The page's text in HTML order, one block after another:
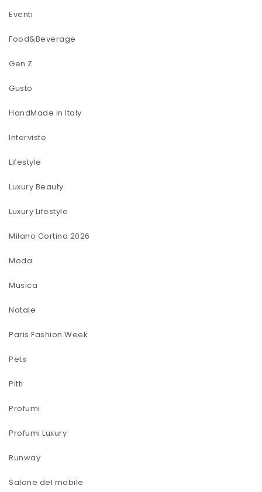
Eventi
Food&Beverage
Gen Z
Gusto
HandMade in Italy
Interviste
Lifestyle
Luxury Beauty
Luxury Lifestyle
Milano Cortina 2026
Moda
Musica
Natale
Paris Fashion Week
Pets
Pitti
Profumi
Profumi Luxury
Runway
Salone del mobile